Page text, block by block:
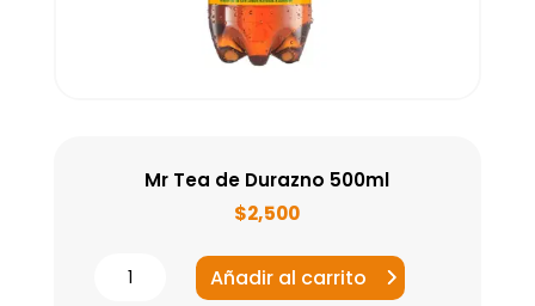
Mr Tea de Durazno 500ml
$2,500
Añadir al carrito